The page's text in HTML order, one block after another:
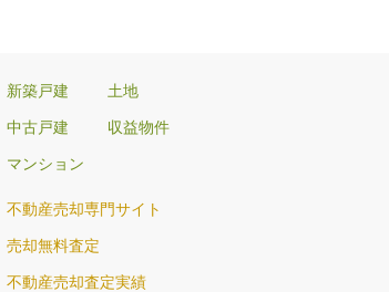
新築戸建 土地
中古戸建 収益物件
マンション
不動産売却専門サイト
売却無料査定
不動産売却査定実績